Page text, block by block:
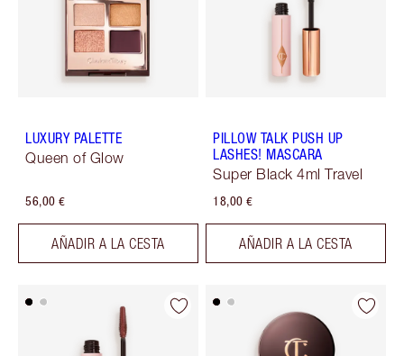
LUXURY PALETTE
Queen of Glow
56,00 €
AÑADIR A LA CESTA
PILLOW TALK PUSH UP
LASHES! MASCARA
Super Black 4ml Travel
18,00 €
AÑADIR A LA CESTA